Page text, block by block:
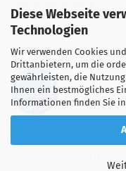
Diese Webseite
Technologien
Wir verwenden Cookies
Drittanbietern, um die
gewährleisten, die
Ihnen ein bestmögliches
Informationen finden Sie
PARTNER